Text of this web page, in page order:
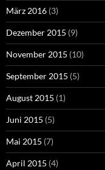
März 2016 (3)
Dezember 2015 (9)
November 2015 (10)
September 2015 (5)
August 2015 (1)
Juni 2015 (5)
Mai 2015 (7)
April 2015 (4)